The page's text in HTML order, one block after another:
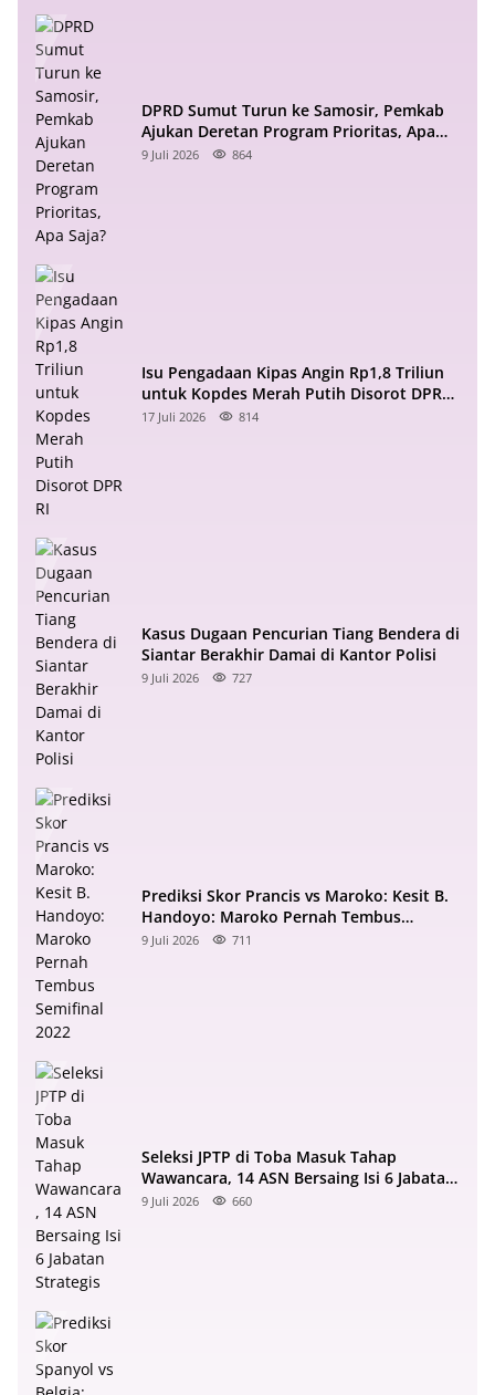
DPRD Sumut Turun ke Samosir, Pemkab
Ajukan Deretan Program Prioritas, Apa
Saja?
9 Juli 2026 864
Isu Pengadaan Kipas Angin Rp1,8 Triliun
untuk Kopdes Merah Putih Disorot DPR
RI
17 Juli 2026 814
Kasus Dugaan Pencurian Tiang Bendera di
Siantar Berakhir Damai di Kantor Polisi
9 Juli 2026 727
Prediksi Skor Prancis vs Maroko: Kesit B.
Handoyo: Maroko Pernah Tembus
Semifinal 2022
9 Juli 2026 711
Seleksi JPTP di Toba Masuk Tahap
Wawancara, 14 ASN Bersaing Isi 6 Jabatan
Strategis
9 Juli 2026 660